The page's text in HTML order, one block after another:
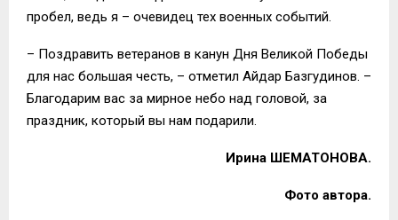
пробел, ведь я – очевидец тех военных событий.
– Поздравить ветеранов в канун Дня Великой Победы
для нас большая честь, – отметил Айдар Базгудинов. –
Благодарим вас за мирное небо над головой, за
праздник, который вы нам подарили.
Ирина ШЕМАТОНОВА.
Фото автора.